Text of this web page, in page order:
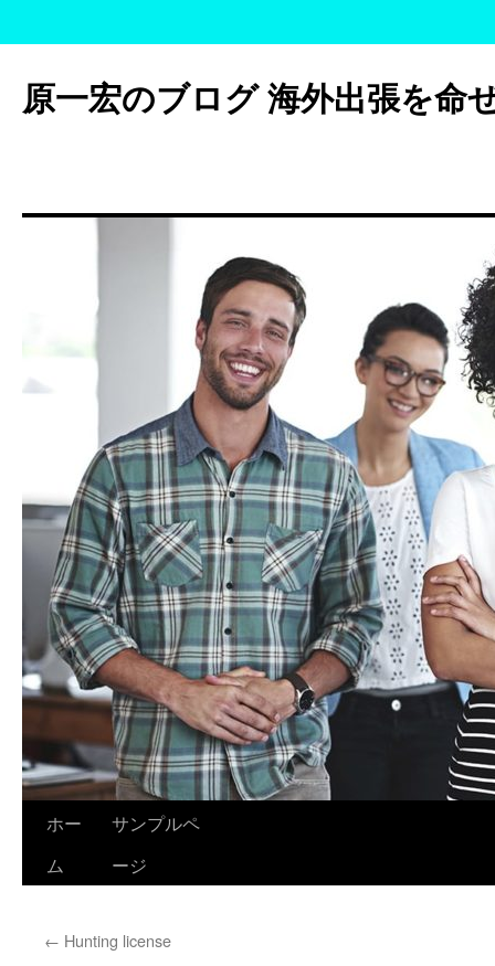
テ
ン
ッ
原一宏のブログ 海外出張を命
ホー
ム
サンプルペ
ージ
← Hunting license